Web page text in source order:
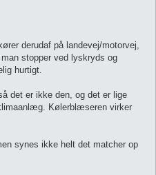
derudaf på landevej/motorvej,
stopper ved lyskryds og
hurtigt.
det er ikke den, og det er lige
Kølerblæseren virker
synes ikke helt det matcher op